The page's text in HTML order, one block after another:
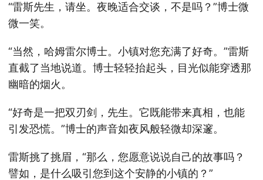
“雷斯先生，请坐。夜晚适合交谈，不是吗？”博士微
微一笑。
“当然，哈姆雷尔博士。小镇对您充满了好奇。”雷斯
直截了当地说道。博士轻轻抬起头，目光似能穿透那
幽暗的烟火。
“好奇是一把双刃剑，先生。它既能带来真相，也能
引发恐慌。”博士的声音如夜风般轻微却深邃。
雷斯挑了挑眉，“那么，您愿意说说自己的故事吗？
譬如，是什么吸引您到这个安静的小镇的？”